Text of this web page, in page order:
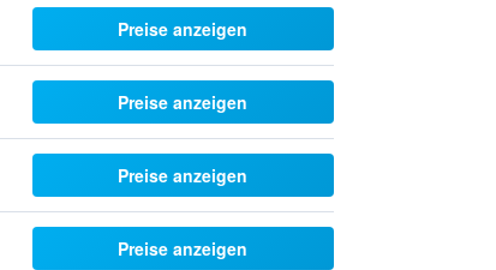
Preise anzeigen
Preise anzeigen
Preise anzeigen
Preise anzeigen